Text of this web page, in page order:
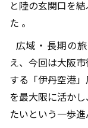
と陸の玄関口を
た 。
広域・長期の
え、今回は大阪
する「伊丹空港
を最大限に活か
たいという一歩